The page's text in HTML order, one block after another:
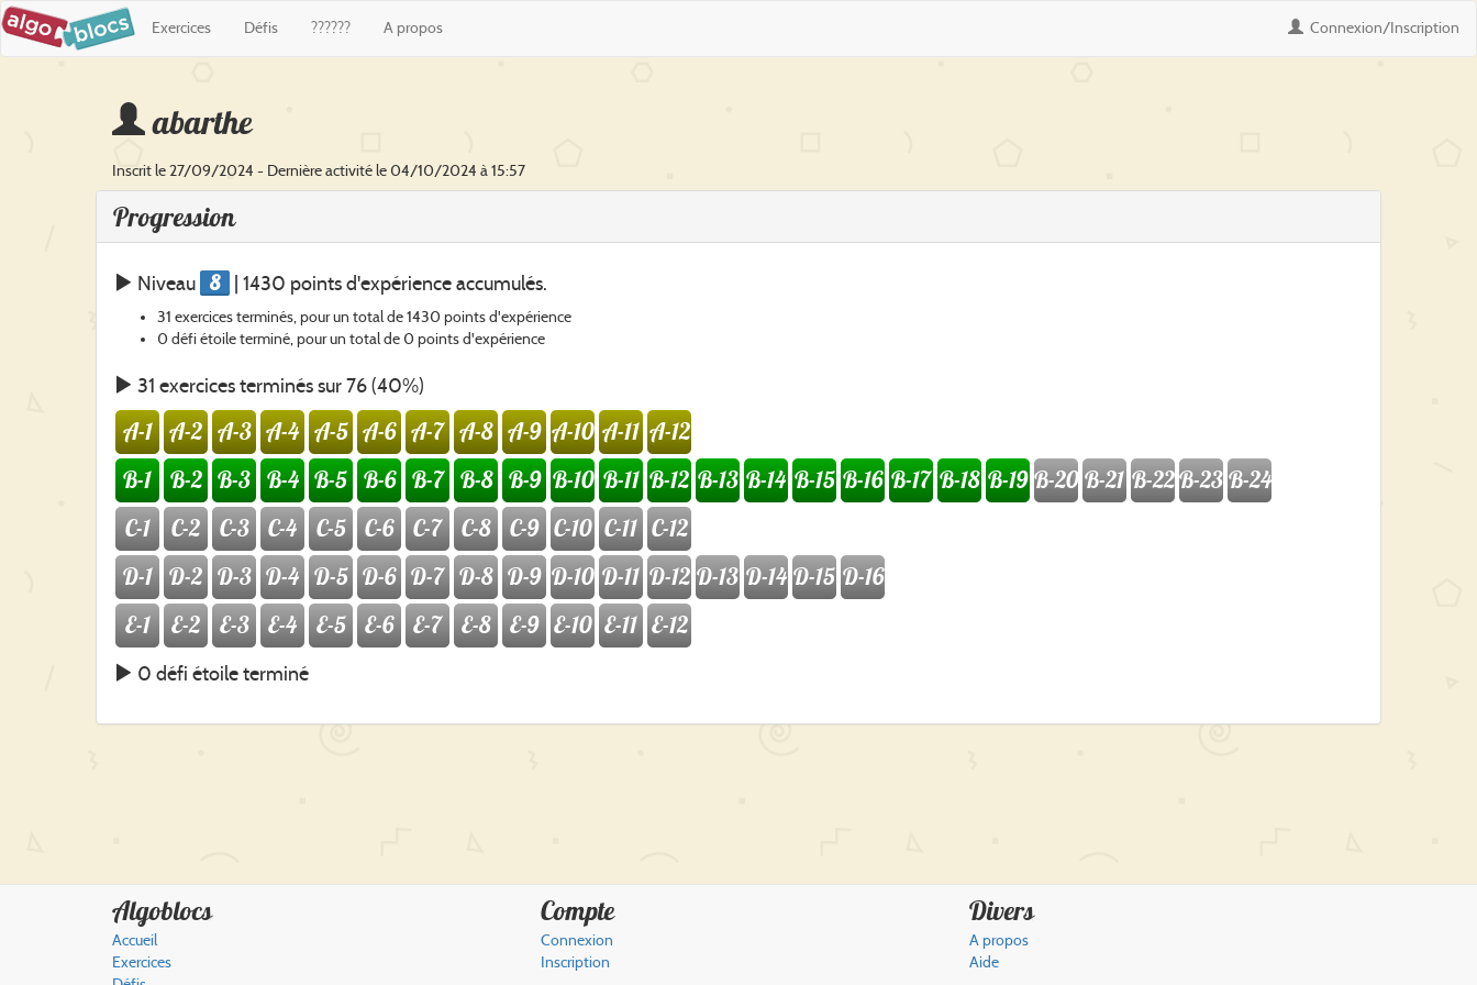
Connexion/Inscription
Exercices Défis ?????? A propos
abarthe
Inscrit le 27/09/2024 - Dernière activité le 04/10/2024 à 15:57
Progression
Niveau 8 | 1430 points d'expérience accumulés.
31 exercices terminés, pour un total de 1430 points d'expérience
0 défi étoile terminé, pour un total de 0 points d'expérience
31 exercices terminés sur 76 (40%)
A-1 A-2 A-3 A-4 A-5 A-6 A-7 A-8 A-9 A-10 A-11 A-12
B-1
B-2 B-3 B-4 B-5 B-6 B-7 B-8 B-9 B-10 B-11 B-12 B-13 B-14 B-15 B-16 B-17 B-18 B-19 B-20 B-21 B-22B-23B-24
C-1
C-2 C-3 C-4 C-5 C-6 C-7 C-8 C-9 C-10 C-11 C-12
D-1 D-2 D-3 D-4 D-5 D-6 D-7 D-8 D-9 D-10 D-11 D-12 D-13 D-14 D-15 D-16
E-1
E-2 E-3 E-4 E-5 E-6 E-7 E-8 E-9 E-10 E-11 E-12
0 défi étoile terminé
Algoblocs
Accueil
Exercices
Compte
Connexion
Inscription
Divers
A propos
Aide